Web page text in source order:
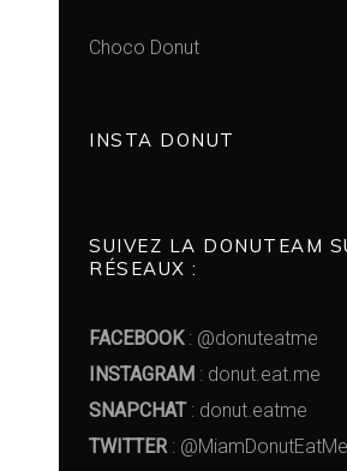
Choco Donut
INSTA DONUT
SUIVEZ LA DONUTEAM
RÉSEAUX :
FACEBOOK: @donuteatme
INSTAGRAM : donut.eat.me
SNAPCHAT: donut.eatme
TWITTER: @MiamDonutEatMe